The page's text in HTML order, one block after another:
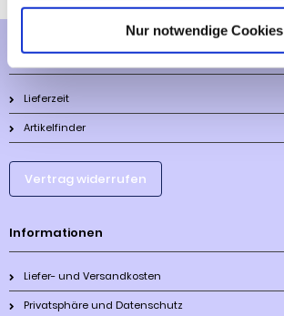
Nur notwendige Cookies
Mehr über...
Lieferzeit
Artikelfinder
Vertrag widerrufen
Informationen
Liefer- und Versandkosten
Privatsphäre und Datenschutz